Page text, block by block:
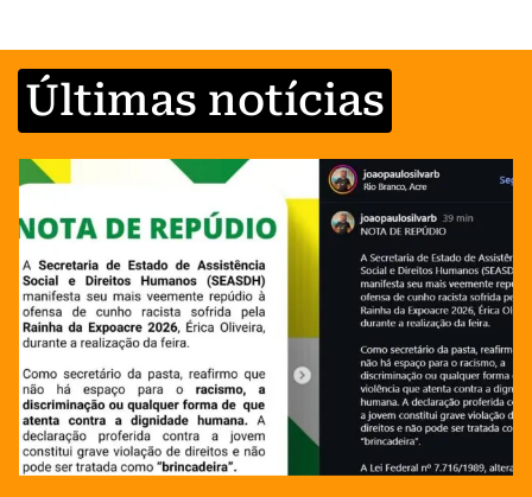
Últimas notícias